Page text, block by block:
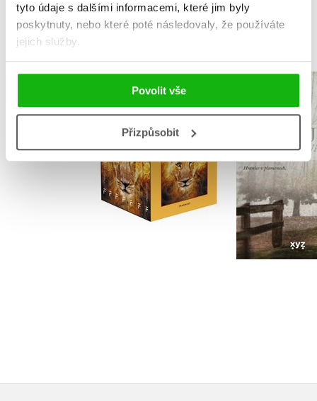
tyto údaje s dalšími informacemi, které jim byly
poskytnuty, nebo které poté následovaly, že používáte
jejich služby.
Povolit vše
Přizpůsobit
MOHLO BY VÁS TAKÉ ZAJÍMAT
NARNIE – komplet
1.-7.díl – box
C. S. Lewis
Do košíku
Izabela
Do
343 Kč